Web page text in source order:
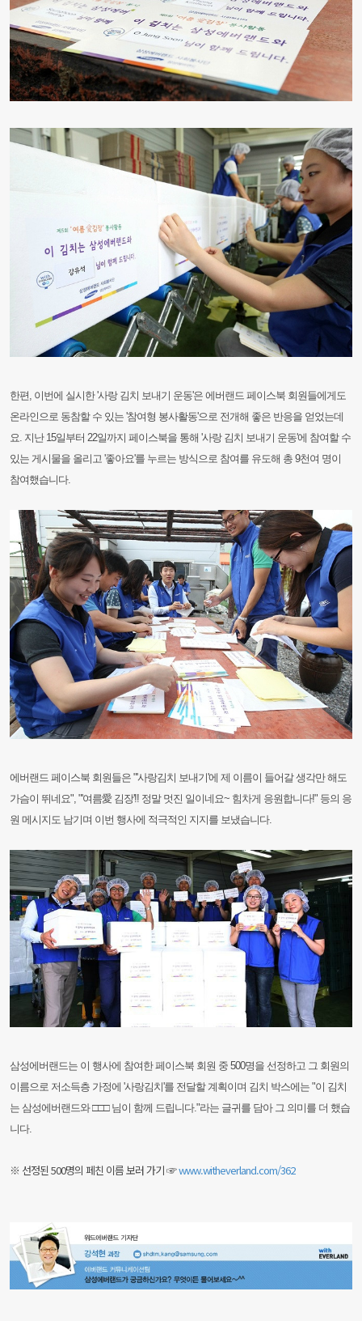
한편, 이번에 실시한 '사랑 김치 보내기 운동'은 에버랜드 페이스북 회원들에게도
온라인으로 동참할 수 있는 '참여형 봉사활동'으로 전개해 좋은 반응을 얻었는데
요. 지난 15일부터 22일까지 페이스북을 통해 '사랑 김치 보내기 운동'에 참여할 수
있는 게시물을 올리고 '좋아요'를 누르는 방식으로 참여를 유도해 총 9천여 명이
참여했습니다.
에버랜드 페이스북 회원들은 "'사랑김치 보내기'에 제 이름이 들어갈 생각만 해도
가슴이 뛰네요", "'여름愛 김장'!! 정말 멋진 일이네요~ 힘차게 응원합니다!" 등의 응
원 메시지도 남기며 이번 행사에 적극적인 지지를 보냈습니다.
삼성에버랜드는 이 행사에 참여한 페이스북 회원 중 500명을 선정하고 그 회원의
이름으로 저소득층 가정에 '사랑김치'를 전달할 계획이며 김치 박스에는 "이 김치
는 삼성에버랜드와 □□□ 님이 함께 드립니다."라는 글귀를 담아 그 의미를 더 했습
니다.
※ 선정된 500명의 페친 이름 보러 가기 ☞www.witheverland.com/362